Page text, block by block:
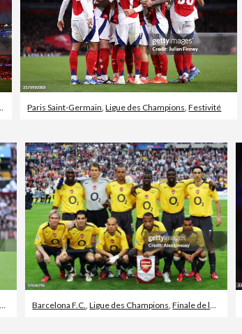
Paris Saint-Germain ,Ligue des Champions ,Festivité
Barcelona F.C. ,Ligue des Champions ,Finale de la ligue des champions